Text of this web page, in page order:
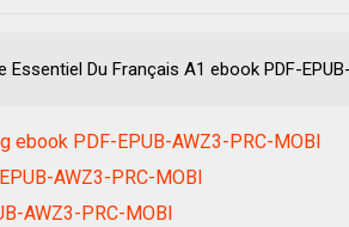
Du Français A1 ebook PDF-
ebook PDF-EPUB-AWZ3-PRC-MOBI
AWZ3-PRC-MOBI
AWZ3-PRC-MOBI